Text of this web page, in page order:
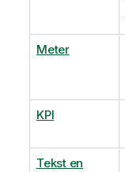
Meter
KPI
Tekst en